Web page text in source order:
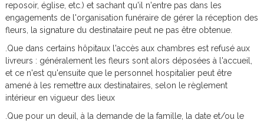
reposoir, église, etc.) et sachant qu'il n'entre pas dans les
engagements de l'organisation funéraire de gérer la réception des
fleurs, la signature du destinataire peut ne pas être obtenue.
.Que dans certains hôpitaux l'accès aux chambres est refusé aux
livreurs : généralement les fleurs sont alors déposées à l'accueil,
et ce n'est qu'ensuite que le personnel hospitalier peut être
amené à les remettre aux destinataires, selon le règlement
intérieur en vigueur des lieux
.Que pour un deuil, à la demande de la famille, la date et/ou le